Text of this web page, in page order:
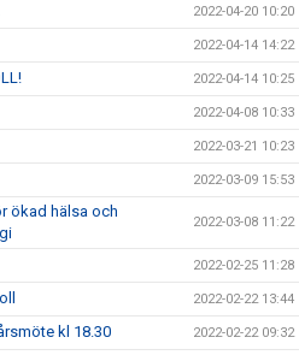
2022-04-20 10:20
2022-04-14 14:22
2022-04-14 10:25
2022-04-08 10:33
2022-03-21 10:23
2022-03-09 15:53
ökad hälsa och
2022-03-08 11:22
2022-02-25 11:28
2022-02-22 13:44
kl 18.30 2022-02-22 09:32